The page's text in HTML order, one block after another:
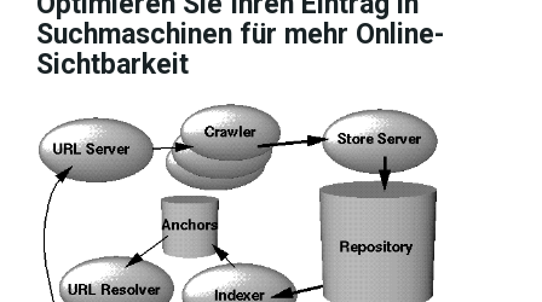
Suchmaschinen für mehr Online-
Sichtbarkeit